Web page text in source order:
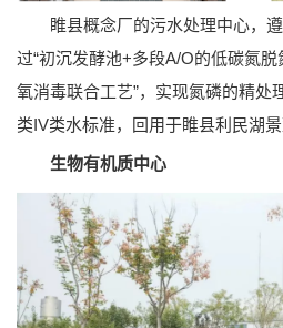
睢县概念厂的污水处理中心，遵
过“初沉发酵池+多段A/O的低碳氮
氧消毒联合工艺”，实现氮磷的精处
类IV类水标准，回用于睢县利民湖景
生物有机质中心